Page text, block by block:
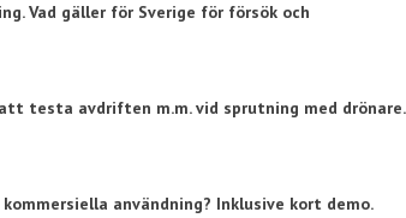
Vad gäller för Sverige för försök och
testa avdriften m.m. vid sprutning med drönare.
användning? Inklusive kort demo.